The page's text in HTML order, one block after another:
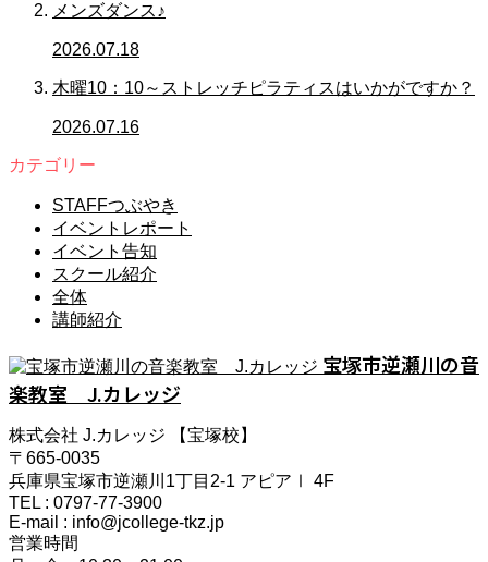
メンズダンス♪
2026.07.18
木曜10：10～ストレッチピラティスはいかがですか？
2026.07.16
カテゴリー
STAFFつぶやき
イベントレポート
イベント告知
スクール紹介
全体
講師紹介
宝塚市逆瀬川の音
楽教室 J.カレッジ
株式会社 J.カレッジ 【宝塚校】
〒665-0035
兵庫県宝塚市逆瀬川1丁目2-1 アピアⅠ 4F
TEL : 0797-77-3900
E-mail : info@jcollege-tkz.jp
営業時間